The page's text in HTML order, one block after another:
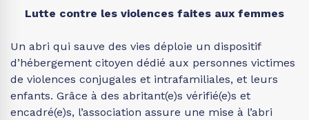
Lutte contre les violences faites aux femmes
Un abri qui sauve des vies déploie un dispositif
d’hébergement citoyen dédié aux personnes victimes
de violences conjugales et intrafamiliales, et leurs
enfants. Grâce à des abritant(e)s vérifié(e)s et
encadré(e)s, l’association assure une mise à l’abri